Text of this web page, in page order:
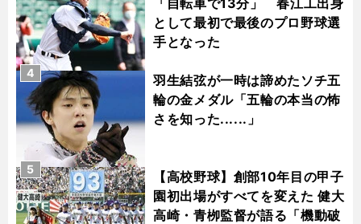
として最初で最後のプロ野球選
手となった
羽生結弦が一時は諦めたソチ五
輪の金メダル「五輪の本当の怖
さを知った......」
4
【高校野球】創部10年目の甲子
園初出場がすべてを変えた 健大
高崎・青栁監督が語る「機動破
5